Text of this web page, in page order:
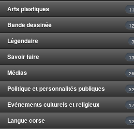
Arts plastiques
Bande dessinée
Légendaire
Savoir faire
Médias
Politique et personnalités publiques
Evénements culturels et religieux
Langue corse